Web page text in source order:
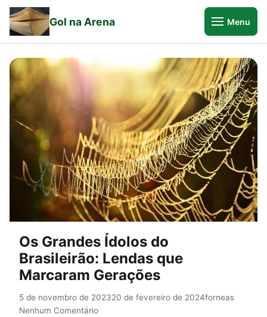
Gol na Arena Menu
Os Grandes Ídolos do
Brasileirão: Lendas que
Marcaram Gerações
5 de novembro de 202320 de fevereiro de 2024forneas
Nenhum Comentário